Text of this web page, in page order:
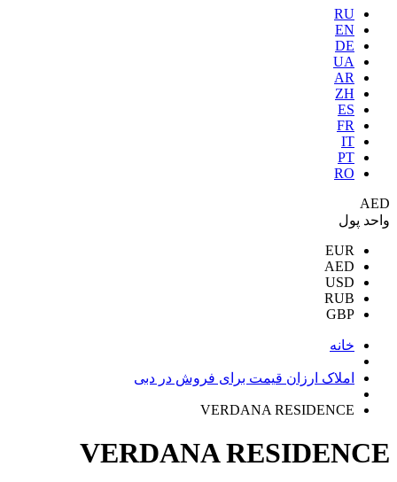
RU
EN
DE
UA
AR
ZH
ES
FR
IT
PT
RO
AED
واحد پول
EUR
AED
USD
RUB
GBP
خانه
املاک ارزان قیمت برای فروش در دبی
VERDANA RESIDENCE
VERDANA RESIDENCE